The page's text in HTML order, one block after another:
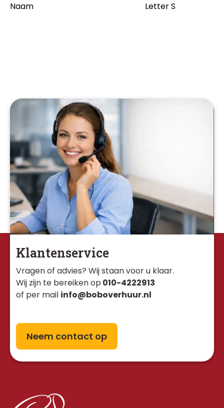
Naam
Letter S
Klantenservice
Vragen of advies? Wij staan voor u klaar.
Wij zijn te bereiken op 010-4222913
of per mail info@boboverhuur.nl
Neem contact op